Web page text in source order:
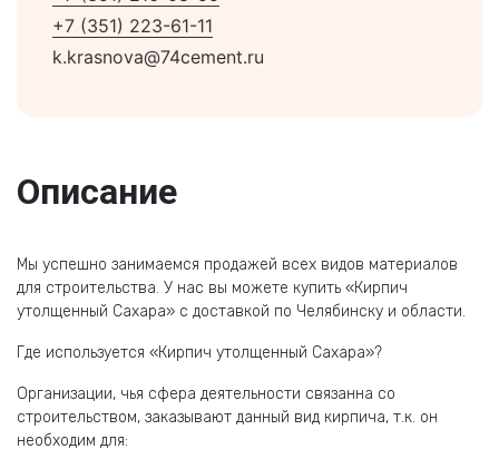
+7 (351) 223-61-11
k.krasnova@74cement.ru
Описание
Мы успешно занимаемся продажей всех видов материалов
для строительства. У нас вы можете купить «Кирпич
утолщенный Сахара» с доставкой по Челябинску и области.
Где используется «Кирпич утолщенный Сахара»?
Организации, чья сфера деятельности связанна со
строительством, заказывают данный вид кирпича, т.к. он
необходим для: